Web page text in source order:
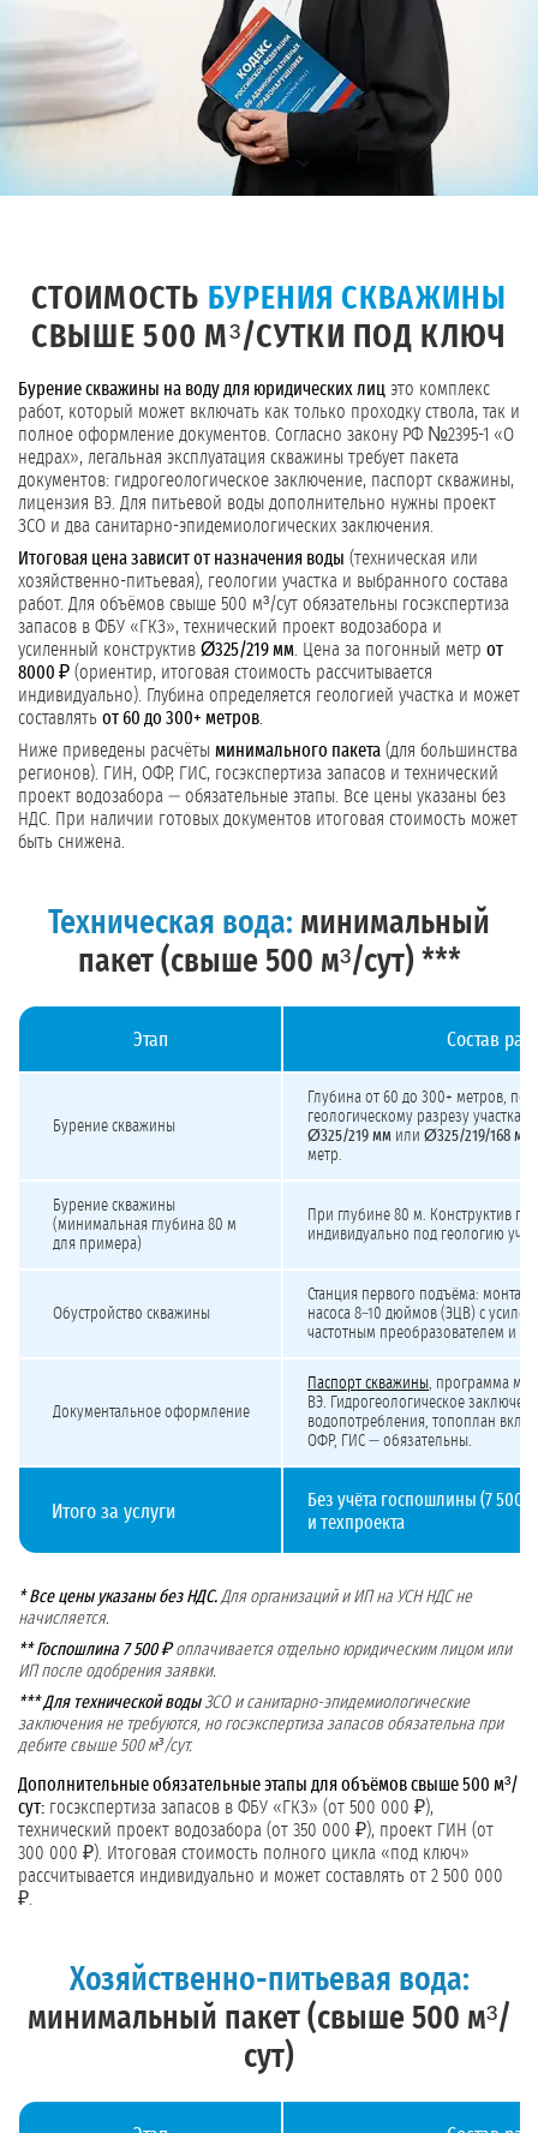
СТОИМОСТЬ БУРЕНИЯ СКВАЖИНЫ
СВЫШЕ 500 М³/СУТКИ ПОД КЛЮЧ
Бурение скважины на воду для юридических лиц это комплекс
работ, который может включать как только проходку ствола, так и
полное оформление документов. Согласно закону РФ №2395-1 «О
недрах», легальная эксплуатация скважины требует пакета
документов: гидрогеологическое заключение, паспорт скважины,
лицензия ВЭ. Для питьевой воды дополнительно нужны проект
ЗСО и два санитарно-эпидемиологических заключения.
Итоговая цена зависит от назначения воды (техническая или
хозяйственно-питьевая), геологии участка и выбранного состава
работ. Для объёмов свыше 500 м³/сут обязательны госэкспертиза
запасов в ФБУ «ГКЗ», технический проект водозабора и
усиленный конструктив Ø325/219 мм . Цена за погонный метр от
8000 ₽ (ориентир, итоговая стоимость рассчитывается
индивидуально). Глубина определяется геологией участка и может
составлять от 60 до 300+ метров
Ниже приведены расчёты минимального пакета (для большинства
регионов). ГИН, ОФР, ГИС, госэкспертиза запасов и технический
проект водозабора — обязательные этапы. Все цены указаны без
НДС. При наличии готовых документов итоговая стоимость может
быть снижена.
Техническая вода: минимальный
пакет (свыше 500 м³/сут) ***
Этап Состав
Бурение скважины
Глубина от 60 до 300+ метров,
геологическому разрезу участка.
Ø325/219 мм или Ø325/219/168 мм
метр.
Бурение скважины
(минимальная глубина 80 м
для примера)
При глубине 80 м. Конструктив
индивидуально под геологию
Обустройство скважины
Станция первого подъёма:
насоса 8–10 дюймов (ЭЦВ) с
частотным преобразователем и
Документальное оформление
Паспорт скважины, программа
ВЭ. Гидрогеологическое
водопотребления, топоплан
ОФР, ГИС — обязательны.
Итого за услуги
Без учёта госпошлины (7 500
и техпроекта
* Все цены указаны без НДС. Для организаций и ИП на УСН НДС не
начисляется.
** Госпошлина 7 500 ₽оплачивается отдельно юридическим лицом или
ИП после одобрения заявки.
*** Для технической водыЗСО и санитарно-эпидемиологические
заключения не требуются, но госэкспертиза запасов обязательна при
дебите свыше 500 м³/сут.
Дополнительные обязательные этапы для объёмов свыше 500 м³/
сут: госэкспертиза запасов в ФБУ «ГКЗ» (от 500 000 ₽),
технический проект водозабора (от 350 000 ₽), проект ГИН (от
300 000 ₽). Итоговая стоимость полного цикла «под ключ»
рассчитывается индивидуально и может составлять от 2 500 000
₽.
Хозяйственно-питьевая вода:
минимальный пакет (свыше 500 м³/
сут)